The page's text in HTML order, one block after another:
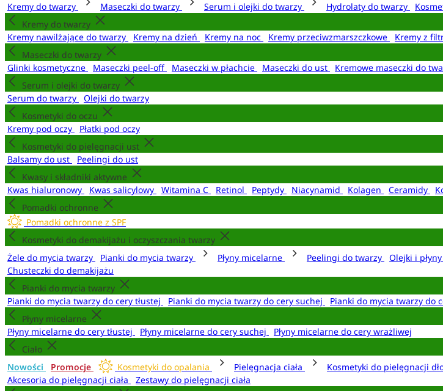
Kremy do twarzy
Maseczki do twarzy Serum i olejki do twarzy Hydrolaty do twarzy
Kremy do twarzy
Kremy nawilżające do twarzy
Kremy na dzień Kremy na noc Kremy przeciwzmarszczkowe Kremy z
Maseczki do twarzy
Glinki kosmetyczne
Maseczki peel-off Maseczki w płachcie Maseczki do ust
Kremowe maseczki do
Serum i olejki do twarzy
Serum do twarzy
Olejki do twarzy
Kosmetyki do oczu
Kremy pod oczy
Płatki pod oczy
Kosmetyki do pielęgnacji ust
Balsamy do ust
Peelingi do ust
Kwasy i składniki aktywne
Kwas hialuronowy
Kwas salicylowy Witamina C Retinol Peptydy Niacynamid Kolagen Ceramidy
Pomadki ochronne
Pomadki ochronne z SPF
Kosmetyki do demakijażu i oczyszczania twarzy
Żele do mycia twarzy
Pianki do mycia twarzy Płyny micelarne Peelingi do twarzy Olejki i
Chusteczki do demakijażu
Pianki do mycia twarzy
Pianki do mycia twarzy do cery tłustej
Pianki do mycia twarzy do cery suchej
Pianki do mycia twarzy do
Płyny micelarne
Płyny micelarne do cery tłustej
Płyny micelarne do cery suchej
Płyny micelarne do cery wrażliwej
Ciało
Nowości
Promocje Kosmetyki do opalania Pielęgnacja ciała Kosmetyki do pielęgnacji
Akcesoria do pielęgnacji ciała
Zestawy do pielęgnacji ciała